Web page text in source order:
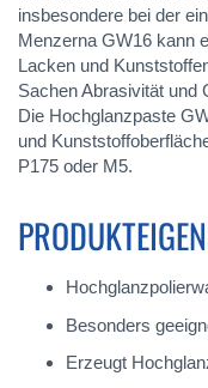
insbesondere bei der
Menzerna GW16 kann
Lacken und
Sachen Abrasivität und
Die Hochglanzpaste
und
P175 oder M5.
Besonders
Erzeugt